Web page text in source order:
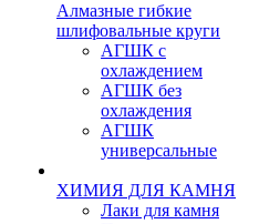
Алмазные гибкие
шлифовальные круги
АГШК с
охлаждением
АГШК без
охлаждения
АГШК
универсальные
ХИМИЯ ДЛЯ КАМНЯ
Лаки для камня